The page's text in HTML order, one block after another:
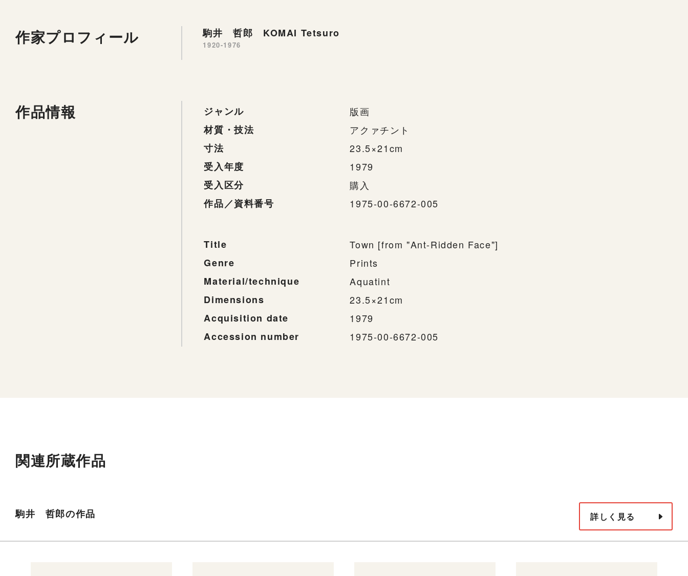
作家プロフィール 駒井 哲郎 KOMAI Tetsuro
1920-1976
作品情報 ジャンル
版画
材質・技法
アクァチント
寸法
23.5×21cm
受入年度
1979
受入区分
購入
作品／資料番号
1975-00-6672-005
Title
Town [from "Ant-Ridden Face"]
Genre
Prints
Material/technique
Aquatint
Dimensions
23.5×21cm
Acquisition date
1979
Accession number
1975-00-6672-005
関連所蔵作品
駒井 哲郎の作品 詳しく見る